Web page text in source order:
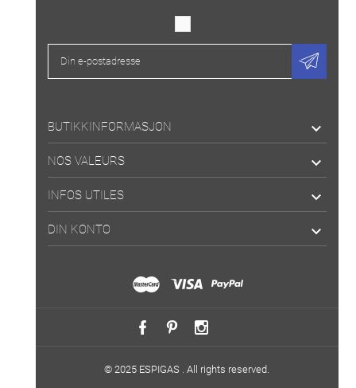
BUTIKKINFORMASJON 
NOS VALEURS 
INFOS UTILES 
DIN KONTO 
© 2025 ESPIGAS . All rights reserved.